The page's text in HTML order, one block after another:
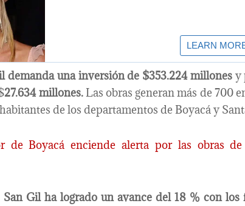
demanda una inversión de $353.224 millonesy
27.634 millones.Las obras generan más de 700
de los departamentos de Boyacá y
de Boyacá enciende alerta por las obras
Gil ha logrado un avance del 18 % con los